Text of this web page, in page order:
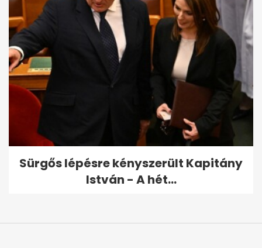
Sürgős lépésre kényszerült Kapitány
István - A hét...